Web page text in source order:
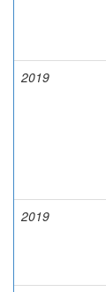
2019
2019